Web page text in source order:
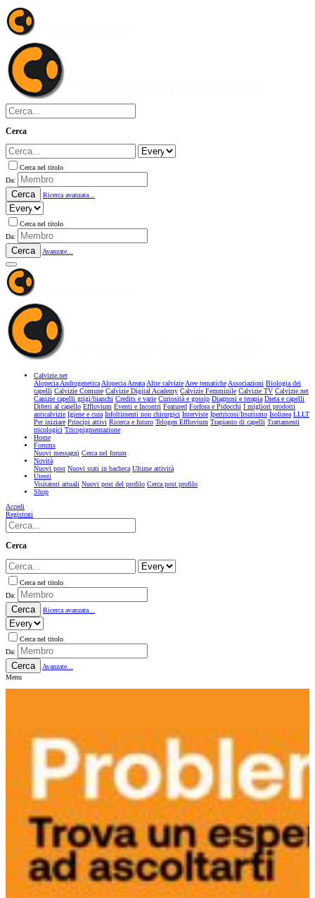
Cerca
Cerca nel titolo
Da:
Cerca Ricerca avanzata...
Cerca nel titolo
Da:
Cerca Avanzate...
Calvizie.net
Alopecia AndrogeneticaAlopecia AreataAltre calvizieAree tematicheAssociazioni Biologia dei
capelli Calvizie Comune Calvizie Digital Academy Calvizie Femminile Calvizie TV Calvizie.net
Canizie capelli grigi/bianchi Credits e varie Curiosità e gossip Diagnosi e terapia Dieta e capelli
Difetti al capello Effluvium Eventi e Incontri Featured Forfora e Pidocchi I migliori prodotti
anticalvizie Igiene e cura Infoltimenti non chirurgici Interviste Ipertricosi/Irsutismo Isolinea LLLT
Per iniziare Principi attivi Ricerca e futuro Telogen Effluvium Trapianto di capelli Trattamenti
tricologici Tricopigmentazione
Home
Forums
Nuovi messaggi Cerca nel forum
Novità
Nuovi post Nuovi stati in bacheca Ultime attività
Utenti
Visitatori attuali Nuovi post del profilo Cerca post profilo
Shop
Accedi
Registrati
Cerca
Cerca nel titolo
Da:
Cerca Ricerca avanzata...
Cerca nel titolo
Da:
Cerca
Avanzate...
Menu